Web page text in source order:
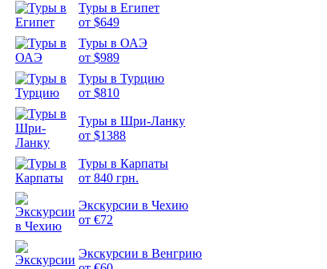
Туры в Египет
от $649
Туры в ОАЭ
от $989
Туры в Турцию
от $810
Туры в Шри-Ланку
от $1388
Туры в Карпаты
от 840 грн.
Экскурсии в Чехию
от €72
Экскурсии в Венгрию